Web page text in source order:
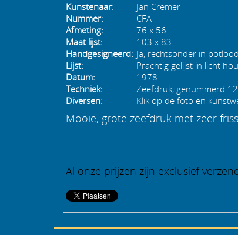
Kunstenaar:
Jan Cremer
Nummer:
CFA-
Afmeting:
76 x 56
Maat lijst:
103 x 83
Handgesigneerd: Ja, rechtsonder in potlood
Lijst:
Prachtig gelijst in licht
Datum:
1978
Techniek:
Zeefdruk, genummerd
Diversen:
Klik op de foto en
Mooie, grote zeefdruk met zeer
Al onze prijzen zijn exclusief